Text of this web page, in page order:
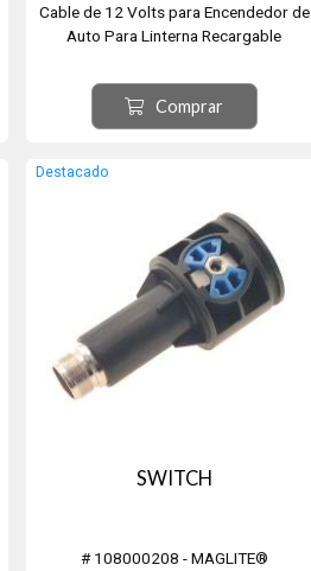
Cable de 12 Volts para Encendedor de
Auto Para Linterna Recargable
Comprar
Destacado
SWITCH
# 108000208 - MAGLITE®